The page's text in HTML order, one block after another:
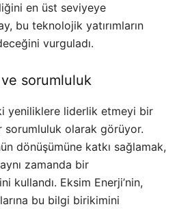
en üst seviyeye
bu teknolojik yatırımların
vurguladı.
sorumluluk
yeniliklere liderlik etmeyi bir
olarak görüyor.
dönüşümüne katkı sağlamak,
zamanda bir
kullandı. Eksim Enerji’nin,
bu bilgi birikimini